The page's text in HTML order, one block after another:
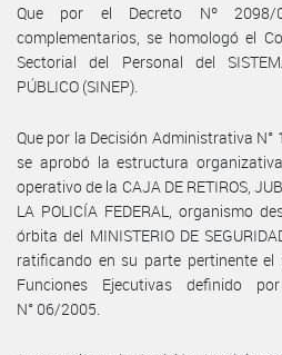
Que por el Decreto Nº 2098/
complementarios, se homologó el
Sectorial del Personal del
PÚBLICO (SINEP).
Que por la Decisión Administrativa
se aprobó la estructura
operativo de la CAJA DE RETIROS,
LA POLICÍA FEDERAL, organismo
órbita del MINISTERIO DE
ratificando en su parte pertinente el
Funciones Ejecutivas definido por
N° 06/2005.